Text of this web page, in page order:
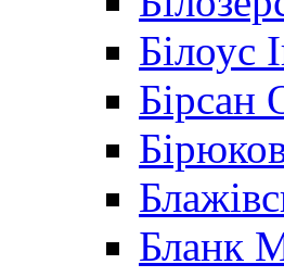
Білоус
Бірсан
Бланк